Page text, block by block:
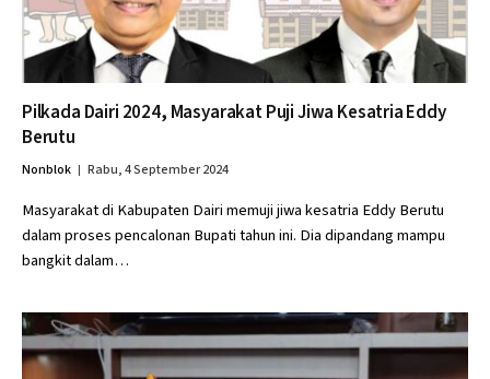
Pilkada Dairi 2024, Masyarakat Puji Jiwa Kesatria Eddy
Berutu
Nonblok Rabu, 4 September 2024
Masyarakat di Kabupaten Dairi memuji jiwa kesatria Eddy Berutu
dalam proses pencalonan Bupati tahun ini. Dia dipandang mampu
bangkit dalam…